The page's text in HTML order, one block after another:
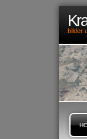
bilder